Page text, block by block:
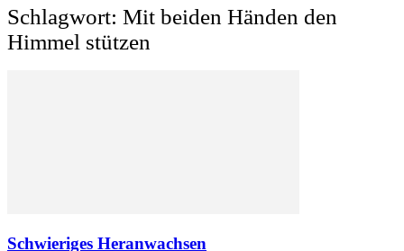
Schlagwort: Mit beiden Händen den
Himmel stützen
Schwieriges Heranwachsen